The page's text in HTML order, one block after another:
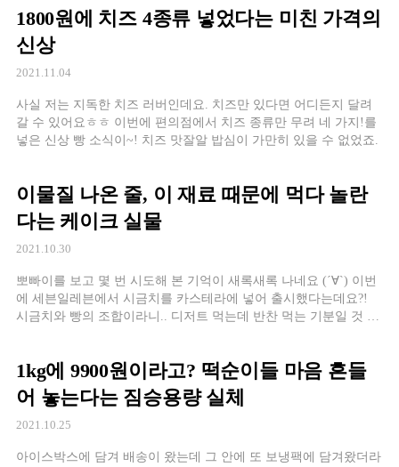
1800원에 치즈 4종류 넣었다는 미친 가격의
신상
2021.11.04
사실 저는 지독한 치즈 러버인데요. 치즈만 있다면 어디든지 달려
갈 수 있어요ㅎㅎ 이번에 편의점에서 치즈 종류만 무려 네 가지!를
넣은 신상 빵 소식이~! 치즈 맛잘알 밥심이 가만히 있을 수 없었죠.
이물질 나온 줄, 이 재료 때문에 먹다 놀란
다는 케이크 실물
2021.10.30
뽀빠이를 보고 몇 번 시도해 본 기억이 새록새록 나네요 (´∀`) 이번
에 세븐일레븐에서 시금치를 카스테라에 넣어 출시했다는데요?!
시금치와 빵의 조합이라니.. 디저트 먹는데 반찬 먹는 기분일 것 같
1kg에 9900원이라고? 떡순이들 마음 흔들
어 놓는다는 짐승용량 실체
2021.10.25
아이스박스에 담겨 배송이 왔는데 그 안에 또 보냉팩에 담겨왔더라